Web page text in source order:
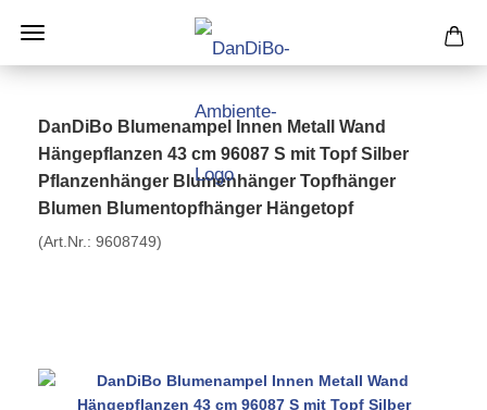
DanDiBo Blumenampel Innen Metall Wand
Hängepflanzen 43 cm 96087 S mit Topf Silber
Pflanzenhänger Blumenhänger Topfhänger
Blumen Blumentopfhänger Hängetopf
(Art.Nr.: 9608749)